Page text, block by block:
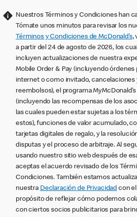
Nuestros Términos y Condiciones han
Tómate unos minutos para revisar los
Términos y Condiciones de McDonald’s,
a partir del 24 de agosto de 2026, los
incluyen actualizaciones de nuestra
Mobile Order & Pay (incluyendo órdenes
internet o como invitado, cancelaciones
reembolsos), el programa
(incluyendo las recompensas de los
las cuales pueden estar sujetas a los
estos), funciones de valor acumulado,
tarjetas digitales de regalo, y la
disputas y el proceso de arbitraje. Al
usando nuestro sitio web después de
aceptas el acuerdo revisado de los
Condiciones. También estamos
nuestra Declaración de Privacidad con el
propósito de reflejar cómo podemos
con ciertos socios publicitarios para